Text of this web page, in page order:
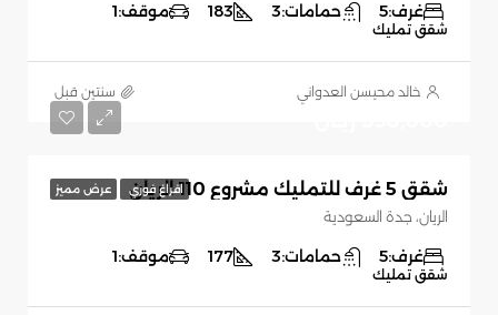
غرف:5 حمامات:3
183 موقف:1
شقق تمليك
خالد محيسن العدواني ‏سنتين قبل
افراغ فوري عرض مميز شقق 5 غرف للتمليك مشروع 110 الريان
الريان، جدة السعودية
غرف:5 حمامات:3
177 موقف:1
شقق تمليك